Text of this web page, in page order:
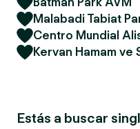
Malabadi Tabiat
Centro Mundial
Kervan Hamam ve
Estás a buscar